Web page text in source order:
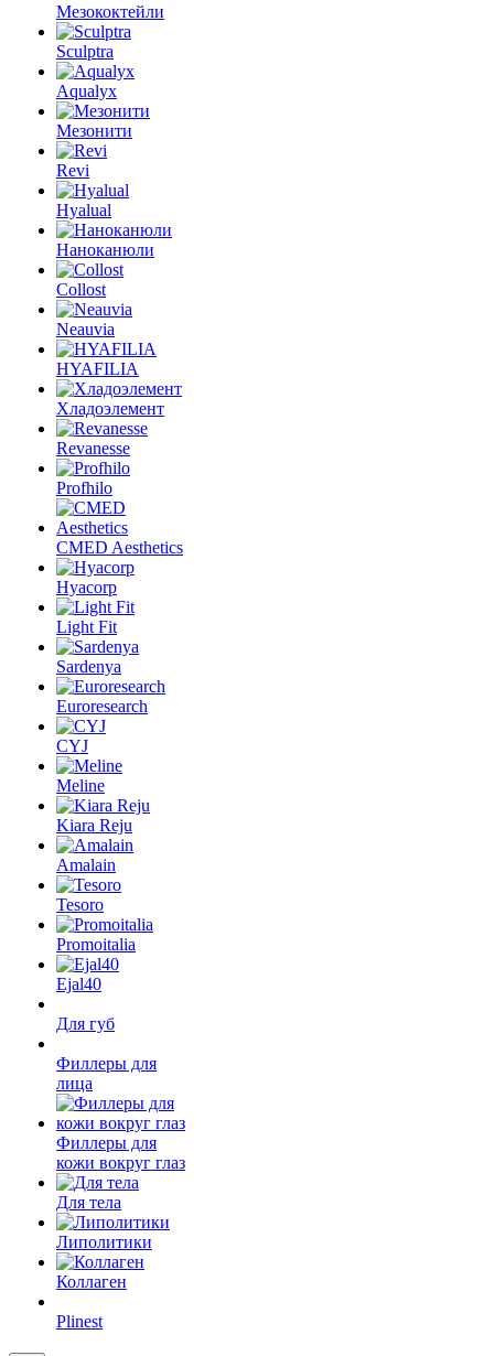
Мезококтейли
Sculptra
Aqualyx
Мезонити
Revi
Hyalual
Наноканюли
Collost
Neauvia
HYAFILIA
Хладоэлемент
Revanesse
Profhilo
CMED Aesthetics
Hyacorp
Light Fit
Sardenya
Euroresearch
CYJ
Meline
Kiara Reju
Amalain
Tesoro
Promoitalia
Ejal40
Для губ
Филлеры для
лица
Филлеры для
кожи вокруг глаз
Для тела
Липолитики